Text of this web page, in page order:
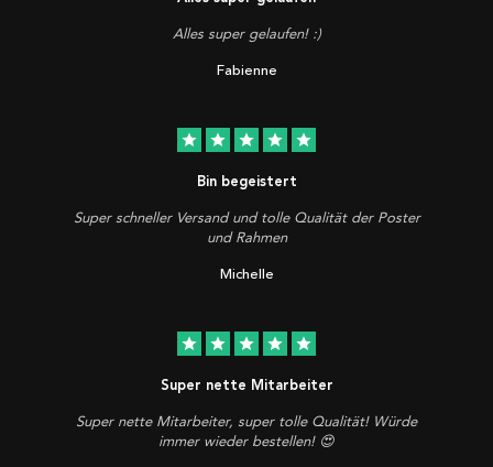
Alles super gelaufen! :)
Fabienne
star star star star star
Bin begeistert
Super schneller Versand und tolle Qualität der Poster
und Rahmen
Michelle
star star star star star
Super nette Mitarbeiter
Super nette Mitarbeiter, super tolle Qualität! Würde
immer wieder bestellen! 😍